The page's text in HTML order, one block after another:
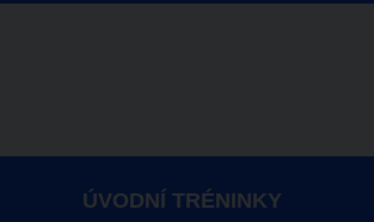
ÚVODNÍ TRÉNINKY
ÚVODNÍ TRÉNINKY